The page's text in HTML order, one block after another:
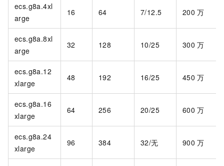
ecs.g8a.4xl
arge
16 64 7/12.5 200 万
ecs.g8a.8xl
arge
32 128 10/25 300 万
ecs.g8a.12
xlarge
48 192 16/25 450 万
ecs.g8a.16
xlarge
64 256 20/25 600 万
ecs.g8a.24
xlarge
96 384 32/无 900 万